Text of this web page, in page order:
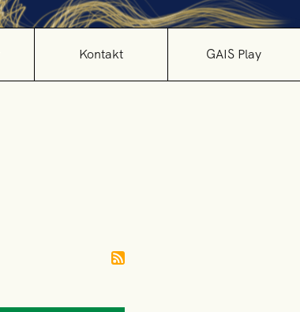
Kontakt GAIS Play